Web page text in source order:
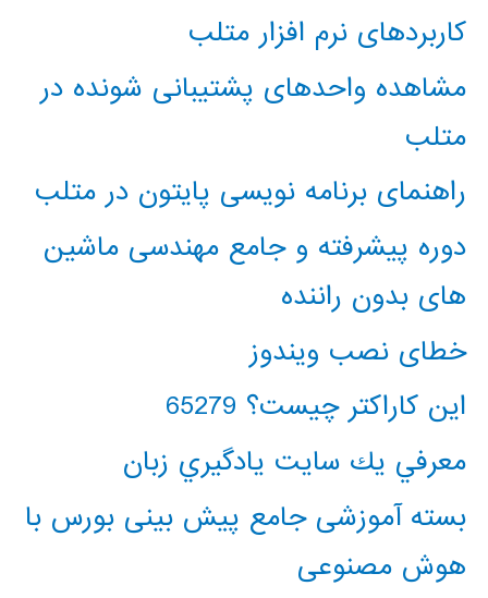
کاربردهای نرم افزار متلب
مشاهده واحدهای پشتیبانی شونده در
متلب
راهنمای برنامه نویسی پایتون در متلب
دوره پیشرفته و جامع مهندسی ماشین
های بدون راننده
خطای نصب ویندوز
این کاراکتر چیست؟ 65279
معرفي يك سايت يادگيري زبان
بسته آموزشی جامع پیش بینی بورس با
هوش مصنوعی